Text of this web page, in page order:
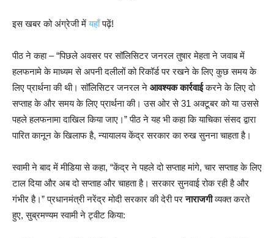
इस खबर को अंग्रेजी मेंयहाँपढ़ें!
पीठ ने कहा – “पिछले अवसर पर सॉलिसिटर जनरल तुषार मेहता ने जवाब में
हलफनामे के माध्यम से अपनी दलीलों को रिकॉर्ड पर रखने के लिए कुछ समय के
लिए प्रार्थना की थी। सॉलिसिटर जनरल ने आवश्यक कार्रवाईकरने के लिए दो
सप्ताह के और समय के लिए प्रार्थना की। उस ओर से 31 अक्टूबर को या उससे
पहले हलफनामा दाखिल किया जाए।” पीठ ने यह भी कहा कि याचिका संसद द्वारा
पारित कानून के खिलाफ है, न्यायालय केंद्र सरकार का रुख सुनना चाहता है।
स्वामी ने बाद में मीडिया से कहा, “केंद्र ने पहले दो सप्ताह मांगे, चार सप्ताह के लिए
टाल दिया और अब दो सप्ताह और चाहता है। सरकार सुनवाई रोक रही है और
गंभीर है।” प्रधानमंत्री नरेंद्र मोदी सरकार की देरी परनाराजगीव्यक्त करते
हुए, सुब्रमण्यम स्वामी ने ट्वीट किया: